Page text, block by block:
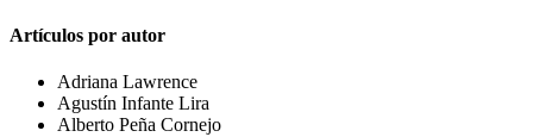
Artículos por autor
Adriana Lawrence
Agustín Infante Lira
Alberto Peña Cornejo